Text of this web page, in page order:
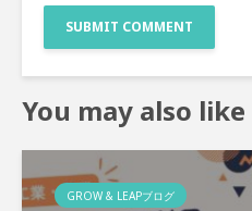
You may also like
GROW & LEAPブログ